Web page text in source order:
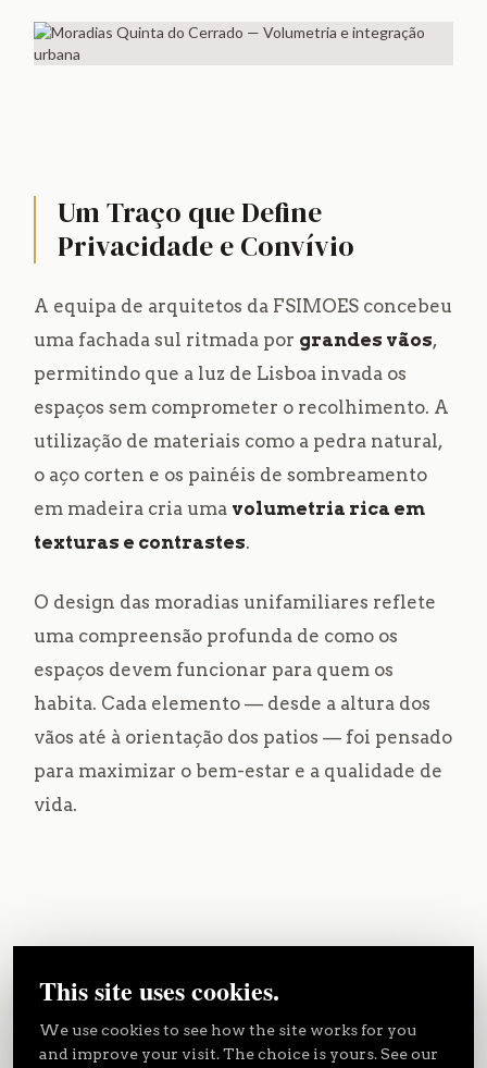
Um Traço que Define
Privacidade e Convívio
A equipa de arquitetos da FSIMOES concebeu
uma fachada sul ritmada por grandes vãos,
permitindo que a luz de Lisboa invada os
espaços sem comprometer o recolhimento. A
utilização de materiais como a pedra natural,
o aço corten e os painéis de sombreamento
em madeira cria uma volumetria rica em
texturas e contrastes.
O design das moradias unifamiliares reflete
uma compreensão profunda de como os
espaços devem funcionar para quem os
habita. Cada elemento — desde a altura dos
vãos até à orientação dos patios — foi pensado
para maximizar o bem-estar e a qualidade de
vida.
Moradias
A Zona Social:No interior, a vivência centra-se num
This site uses cookies.
We use cookies to see how the site works for you
and improve your visit. The choice is yours. See our